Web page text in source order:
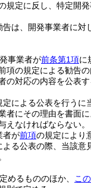
規定に反し、特定開
告は、開発事業者に対
事業者が前条第1項に
項の規定による勧告
の対応の内容を公表
定による公表を行うに
者にその理由を書面
えなければならない。
者が前項の規定により
よる公表の際、当該意
めるもののほか、 こ